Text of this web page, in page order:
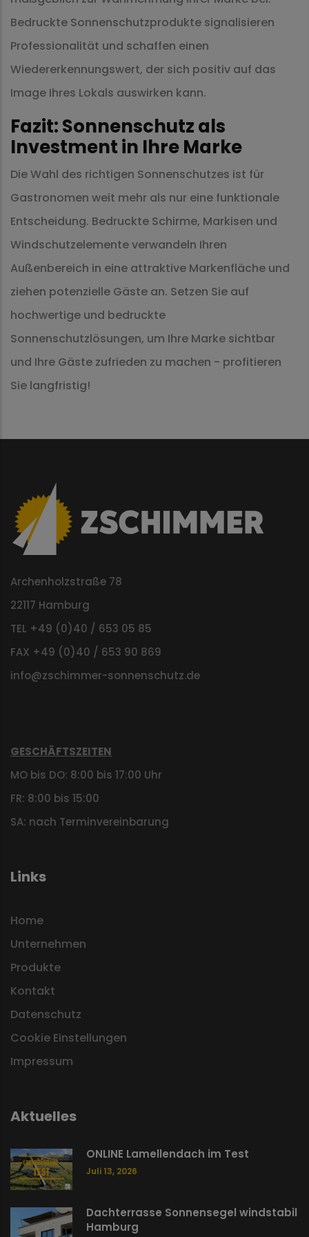
Bedruckte Sonnenschutzprodukte signalisieren
Professionalität und schaffen einen
Wiedererkennungswert, der sich positiv auf das
Image Ihres Lokals auswirken kann.
Fazit: Sonnenschutz als
Investment in Ihre Marke
Die Wahl des richtigen Sonnenschutzes ist für
Gastronomen weit mehr als nur eine funktionale
Entscheidung. Bedruckte Schirme, Markisen und
Windschutzelemente verwandeln Ihren
Außenbereich in eine attraktive Markenfläche und
ziehen potenzielle Gäste an. Setzen Sie auf
hochwertige und bedruckte
Sonnenschutzlösungen, um Ihre Marke sichtbar
und Ihre Gäste zufrieden zu machen - profitieren
Sie langfristig!
Archenholzstraße 78
22117 Hamburg
TEL +49 (0)40 / 653 05 85
FAX +49 (0)40 / 653 90 869
info@zschimmer-sonnenschutz.de
GESCHÄFTSZEITEN
MO bis DO: 8:00 bis 17:00 Uhr
FR: 8:00 bis 15:00
SA: nach Terminvereinbarung
Links
Home
Unternehmen
Produkte
Kontakt
Datenschutz
Cookie Einstellungen
Impressum
Aktuelles
ONLINE Lamellendach im Test
Juli 13, 2026
Dachterrasse Sonnensegel windstabil
Hamburg